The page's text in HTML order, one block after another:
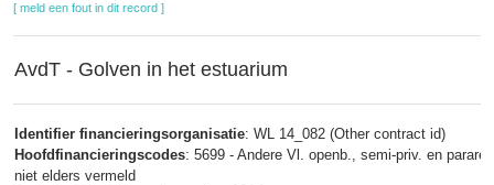
[ meld een fout in dit record ]
AvdT - Golven in het estuarium
Identifier financieringsorganisatie: WL 14_082 (Other contract id)
Hoofdfinancieringscodes: 5699 - Andere Vl. openb., semi-priv. en
niet elders vermeld